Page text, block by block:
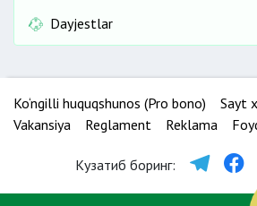
Dayjestlar
Ko‘ngilli huquqshunos (Pro bono) Sayt
Vakansiya
Reglament Reklama
Кузатиб боринг: